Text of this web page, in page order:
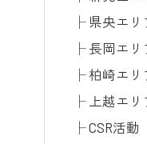
県央エリ
長岡エリ
柏崎エリ
上越エリ
CSR活動